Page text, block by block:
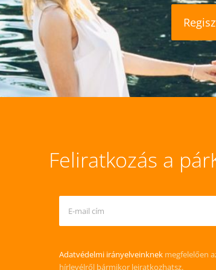
Feliratkozás a
Adatvédelmi irányelveinknekmegfelelően
hírlevélről bármikor leiratkozhatsz.